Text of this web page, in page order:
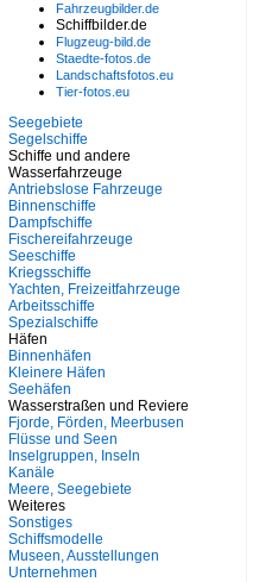
Fahrzeugbilder.de
Schiffbilder.de
Flugzeug-bild.de
Staedte-fotos.de
Landschaftsfotos.eu
Tier-fotos.eu
Seegebiete
Segelschiffe
Schiffe und andere
Wasserfahrzeuge
Antriebslose Fahrzeuge
Binnenschiffe
Dampfschiffe
Fischereifahrzeuge
Seeschiffe
Kriegsschiffe
Yachten, Freizeitfahrzeuge
Arbeitsschiffe
Spezialschiffe
Häfen
Binnenhäfen
Kleinere Häfen
Seehäfen
Wasserstraßen und Reviere
Fjorde, Förden, Meerbusen
Flüsse und Seen
Inselgruppen, Inseln
Kanäle
Meere, Seegebiete
Weiteres
Sonstiges
Schiffsmodelle
Museen, Ausstellungen
Unternehmen